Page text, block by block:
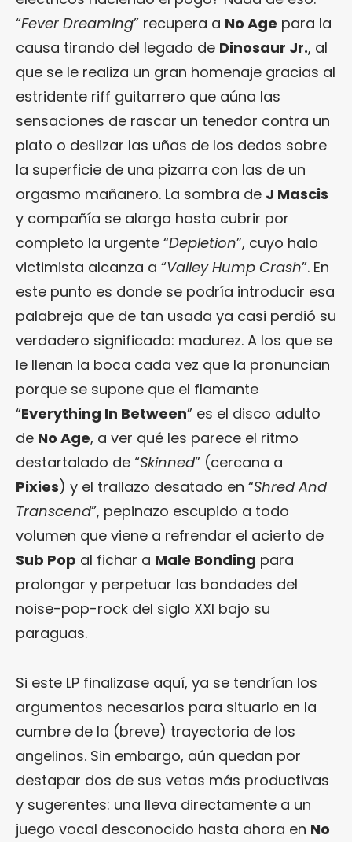
“Fever Dreaming” recupera a No Age para la
causa tirando del legado de Dinosaur Jr., al
que se le realiza un gran homenaje gracias al
estridente riff guitarrero que aúna las
sensaciones de rascar un tenedor contra un
plato o deslizar las uñas de los dedos sobre
la superficie de una pizarra con las de un
orgasmo mañanero. La sombra de J Mascis
y compañía se alarga hasta cubrir por
completo la urgente “Depletion”, cuyo halo
victimista alcanza a “Valley Hump Crash”. En
este punto es donde se podría introducir esa
palabreja que de tan usada ya casi perdió su
verdadero significado: madurez. A los que se
le llenan la boca cada vez que la pronuncian
porque se supone que el flamante
“Everything In Between” es el disco adulto
de No Age, a ver qué les parece el ritmo
destartalado de “Skinned” (cercana a
Pixies) y el trallazo desatado en “Shred And
Transcend”, pepinazo escupido a todo
volumen que viene a refrendar el acierto de
Sub Pop al fichar a Male Bonding para
prolongar y perpetuar las bondades del
noise-pop-rock del siglo XXI bajo su
paraguas.
Si este LP finalizase aquí, ya se tendrían los
argumentos necesarios para situarlo en la
cumbre de la (breve) trayectoria de los
angelinos. Sin embargo, aún quedan por
destapar dos de sus vetas más productivas
y sugerentes: una lleva directamente a un
juego vocal desconocido hasta ahora en No